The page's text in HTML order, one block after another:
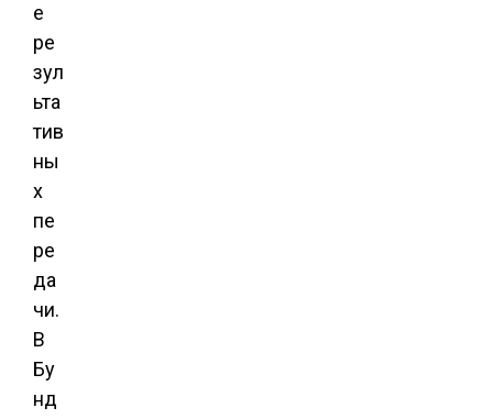
е
ре
зул
ьта
тив
ны
х
пе
ре
да
чи.
В
Бу
нд